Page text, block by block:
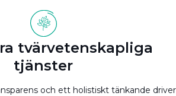
tvärvetenskapliga
tjänster
och ett holistiskt tänkande driver